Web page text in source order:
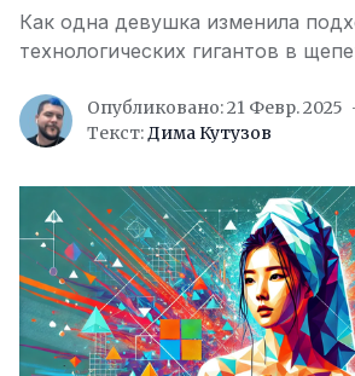
Как одна девушка изменила
технологических гигантов в
Опубликовано: 21 Февр. 2025
Текст:Дима Кутузов